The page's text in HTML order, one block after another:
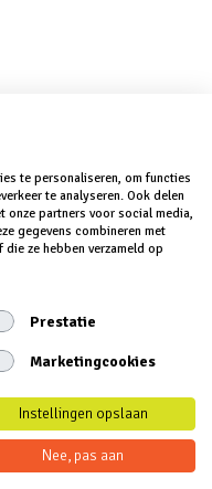
| Disclaimer |
te personaliseren, om functies
te analyseren. Ook delen
onze partners voor social media,
gegevens combineren met
ze hebben verzameld op
Prestatie
Marketingcookies
Instellingen opslaan
Nee, pas aan